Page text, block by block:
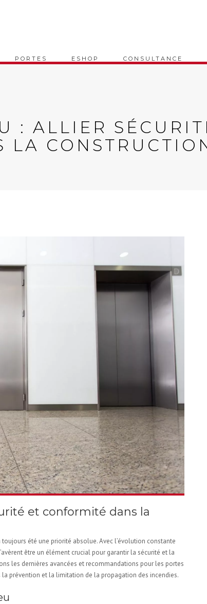
PORTES ESHOP CONSULTANCE
: ALLIER
LA
et conformité dans la
été une priorité absolue. Avec l’évolution constante
être un élément crucial pour garantir la sécurité et la
les dernières avancées et recommandations pour les portes
prévention et la limitation de la propagation des incendies.